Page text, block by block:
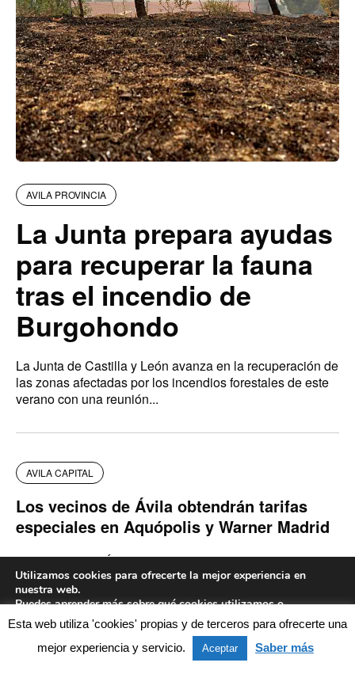
AVILA PROVINCIA
La Junta prepara ayudas
para recuperar la fauna
tras el incendio de
Burgohondo
La Junta de Castilla y León avanza en la recuperación de
las zonas afectadas por los incendios forestales de este
verano con una reunión...
AVILA CAPITAL
Los vecinos de Ávila obtendrán tarifas
especiales en Aquópolis y Warner Madrid
Los vecinos de Ávila se beneficiarán, en las próximas
semanas, de tarifas especiales que abarcan rebajas en
los precios del parque acuático Aquópolis, ubicado...
Esta web utiliza 'cookies' propias y de terceros para ofrecerte una
mejor experiencia y servicio.
Aceptar Saber más
Utilizamos cookies para ofrecerte la mejor experiencia en
nuestra web.
Puedes aprender más sobre qué cookies utilizamos o
desactivarlas en losajustes.
Aceptar